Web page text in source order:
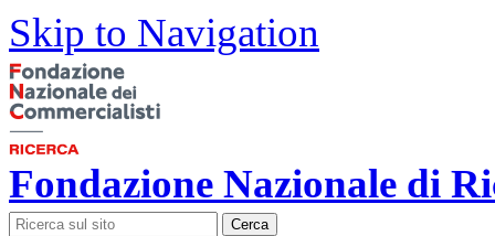
Skip to Navigation
Fondazione Nazionale di
Cerca